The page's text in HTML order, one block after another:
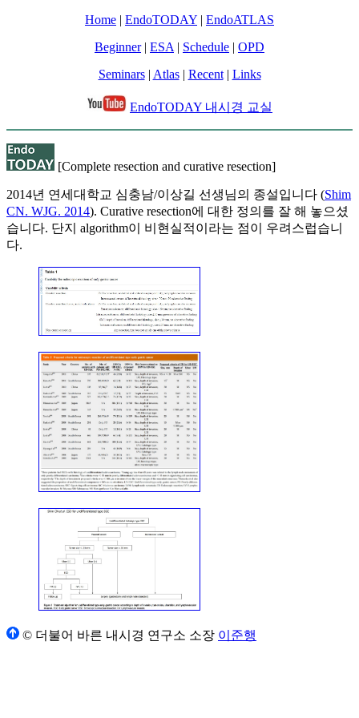
Home | EndoTODAY | EndoATLAS
Beginner| ESA | Schedule | OPD
Seminars| Atlas| Recent| Links
EndoTODAY 내시경 교실
[Complete resection and curative resection]
2014년 연세대학교 심충남/이상길 선생님의 종설입니다 (Shim
CN. WJG. 2014). Curative resection에 대한 정의를 잘 해 놓으셨
습니다. 단지 algorithm이 비현실적이라는 점이 우려스럽습니
다.
© 더불어 바른 내시경 연구소 소장 이준행